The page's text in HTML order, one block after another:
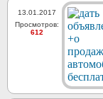
13.01.2017
Просмотров:
612